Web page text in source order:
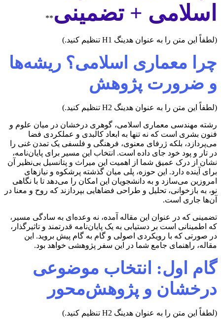
اسلامی + تضمینی**
(لطفاً این متن را به عنوان هدینگ H1 تنظیم کنید.)
چرا معماری اسلامی؟ ریشه‌ها
و ضرورت پژوهش
(لطفاً این متن را به عنوان هدینگ H2 تنظیم کنید.)
رشته مهندسی معماری اسلامی، گوهری درخشان در میان علوم و
فنون بشری است که نه تنها به ابعاد کالبدی و عملکردی فضا
می‌پردازد، بلکه ژرفای معنوی، فرهنگی و فلسفی یک تمدن غنی را
در تار و پود خود جای داده است. انتخاب این مسیر برای پایان‌نامه،
نشان از درک عمیق شما از اهمیت این میراث و پتانسیل بی‌نظیر آن
برای آینده دارد. این حوزه، پلی میان گذشته پرشکوه و نیازهای
امروزین می‌سازد و به دانشجویان این امکان را می‌دهد تا با نگاهی
نو، به بازخوانی، تحلیل و طراحی فضاهایی بپردازند که روح و معنا در
آن‌ها جاری است.
تضمینی که در عنوان این مقاله آمده، نه وعده‌ای به سادگی مسیر،
که اطمینانی است بر دستیابی به یک پایان‌نامه قدرتمند و تاثیرگذار،
در صورتی که با رویکردی اصولی و گام به گام پیش بروید. این
مقاله، راهنمای جامع شما در این سفر پژوهشی خواهد بود.
گام اول: انتخاب موضوعی
درخشان و پژوهش‌محور
(لطفاً این متن را به عنوان هدینگ H2 تنظیم کنید.)